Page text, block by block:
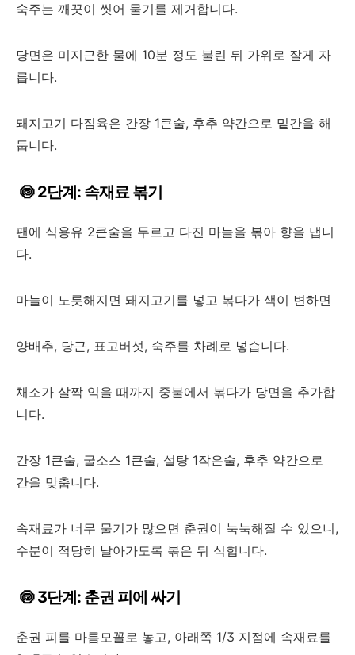
숙주는 깨끗이 씻어 물기를 제거합니다.
당면은 미지근한 물에 10분 정도 불린 뒤 가위로 잘게 자
릅니다.
돼지고기 다짐육은 간장 1큰술, 후추 약간으로 밑간을 해
둡니다.
🍥 2단계: 속재료 볶기
팬에 식용유 2큰술을 두르고 다진 마늘을 볶아 향을 냅니
다.
마늘이 노릇해지면 돼지고기를 넣고 볶다가 색이 변하면
양배추, 당근, 표고버섯, 숙주를 차례로 넣습니다.
채소가 살짝 익을 때까지 중불에서 볶다가 당면을 추가합
니다.
간장 1큰술, 굴소스 1큰술, 설탕 1작은술, 후추 약간으로
간을 맞춥니다.
속재료가 너무 물기가 많으면 춘권이 눅눅해질 수 있으니,
수분이 적당히 날아가도록 볶은 뒤 식힙니다.
🍥 3단계: 춘권 피에 싸기
춘권 피를 마름모꼴로 놓고, 아래쪽 1/3 지점에 속재료를